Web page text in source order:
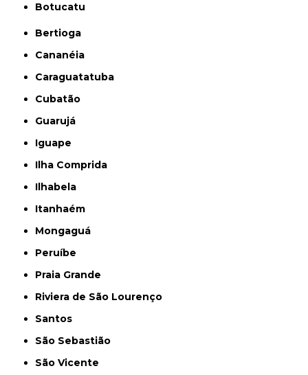
Botucatu
Bertioga
Cananéia
Caraguatatuba
Cubatão
Guarujá
Iguape
Ilha Comprida
Ilhabela
Itanhaém
Mongaguá
Peruíbe
Praia Grande
Riviera de São Lourenço
Santos
São Sebastião
São Vicente